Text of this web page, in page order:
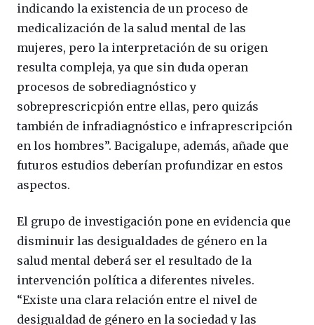
indicando la existencia de un proceso de
medicalización de la salud mental de las
mujeres, pero la interpretación de su origen
resulta compleja, ya que sin duda operan
procesos de sobrediagnóstico y
sobreprescricpión entre ellas, pero quizás
también de infradiagnóstico e infraprescripción
en los hombres”. Bacigalupe, además, añade que
futuros estudios deberían profundizar en estos
aspectos.
El grupo de investigación pone en evidencia que
disminuir las desigualdades de género en la
salud mental deberá ser el resultado de la
intervención política a diferentes niveles.
“Existe una clara relación entre el nivel de
desigualdad de género en la sociedad y las